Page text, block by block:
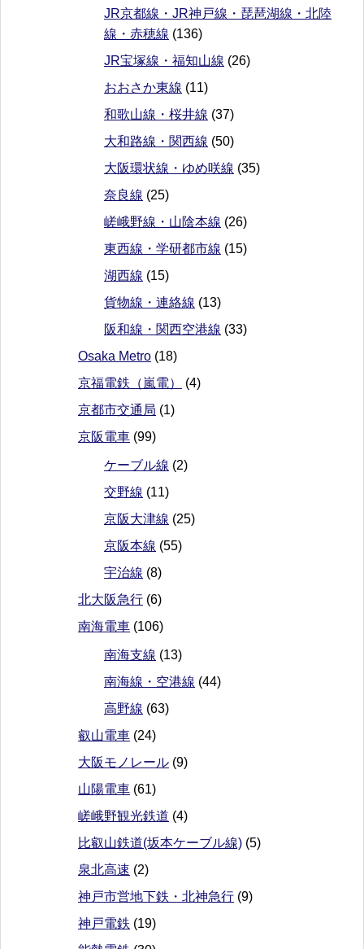
JR京都線・JR神戸線・琵琶湖線・北陸
線・赤穂線 (136)
JR宝塚線・福知山線 (26)
おおさか東線 (11)
和歌山線・桜井線 (37)
大和路線・関西線 (50)
大阪環状線・ゆめ咲線 (35)
奈良線 (25)
嵯峨野線・山陰本線 (26)
東西線・学研都市線 (15)
湖西線 (15)
貨物線・連絡線 (13)
阪和線・関西空港線 (33)
Osaka Metro (18)
京福電鉄（嵐電）
(4)
京都市交通局 (1)
京阪電車 (99)
ケーブル線 (2)
交野線 (11)
京阪大津線 (25)
京阪本線 (55)
宇治線 (8)
北大阪急行 (6)
南海電車 (106)
南海支線 (13)
南海線・空港線 (44)
高野線 (63)
叡山電車 (24)
大阪モノレール (9)
山陽電車 (61)
嵯峨野観光鉄道 (4)
比叡山鉄道(坂本ケーブル線) (5)
泉北高速 (2)
神戸市営地下鉄・北神急行 (9)
神戸電鉄 (19)